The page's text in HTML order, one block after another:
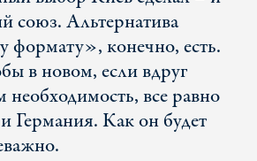
союз. Альтернатива
формату», конечно, есть.
в новом, если вдруг
необходимость, все равно
Германия. Как он будет